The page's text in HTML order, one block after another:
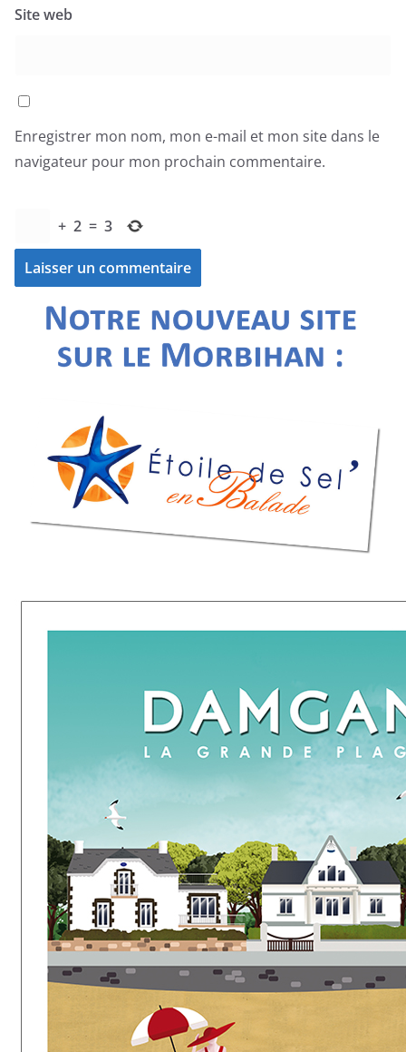
Site web
Enregistrer mon nom, mon e-mail et mon site dans le
navigateur pour mon prochain commentaire.
+ 2 = 3